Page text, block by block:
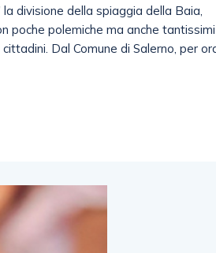
divisione della spiaggia della Baia,
poche polemiche ma anche tantissimi
Dal Comune di Salerno, per